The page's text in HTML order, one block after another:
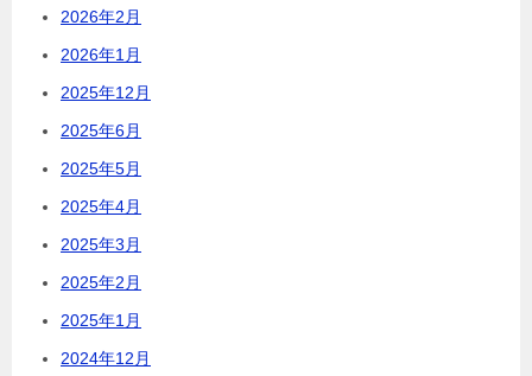
2026年2月
2026年1月
2025年12月
2025年6月
2025年5月
2025年4月
2025年3月
2025年2月
2025年1月
2024年12月